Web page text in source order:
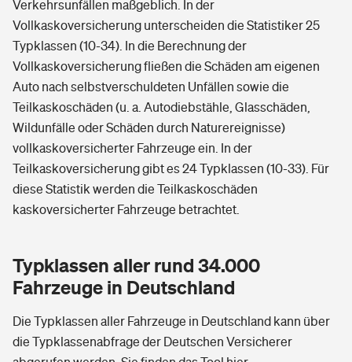
Verkehrsunfällen maßgeblich. In der
Vollkaskoversicherung unterscheiden die Statistiker 25
Typklassen (10-34). In die Berechnung der
Vollkaskoversicherung fließen die Schäden am eigenen
Auto nach selbstverschuldeten Unfällen sowie die
Teilkaskoschäden (u. a. Autodiebstähle, Glasschäden,
Wildunfälle oder Schäden durch Naturereignisse)
vollkaskoversicherter Fahrzeuge ein. In der
Teilkaskoversicherung gibt es 24 Typklassen (10-33). Für
diese Statistik werden die Teilkaskoschäden
kaskoversicherter Fahrzeuge betrachtet.
Typklassen aller rund 34.000
Fahrzeuge in Deutschland
Die Typklassen aller Fahrzeuge in Deutschland kann über
die Typklassenabfrage der Deutschen Versicherer